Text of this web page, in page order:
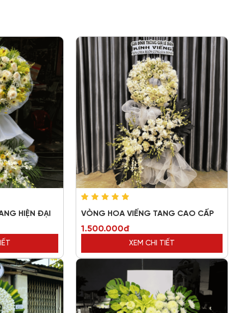
HIỆN ĐẠI VÒNG HOA VIẾNG TANG CAO CẤP
1.500.000đ
XEM CHI TIẾT